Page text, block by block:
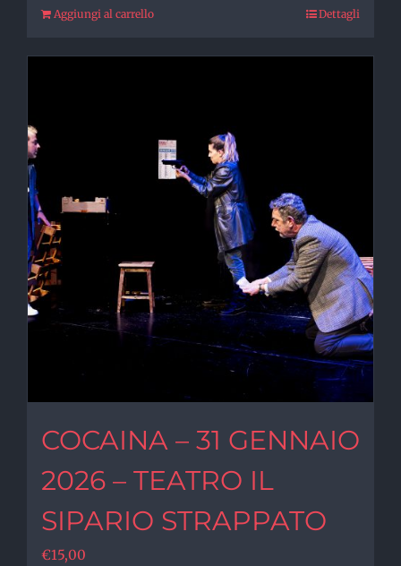
Aggiungi al carrello Dettagli
COCAINA – 31 GENNAIO
2026 – TEATRO IL
SIPARIO STRAPPATO
€15,00